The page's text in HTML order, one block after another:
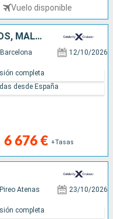
Vuelo disponible
ESPAÑA, PORTUGAL, MARRUECOS, MALLORCA
Barcelona 12/10/2026
6 676 € +Tasas
completa
desde España
Atenas 23/10/2026
completa